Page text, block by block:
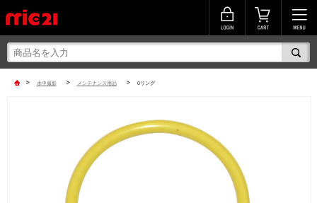
> 水中撮影 > メンテナンス用品 > Oリング